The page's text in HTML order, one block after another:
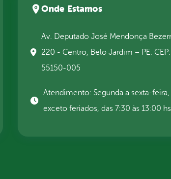
Onde Estamos
Av. Deputado José Mendonça
220 - Centro, Belo Jardim – PE. CEP:
55150-005
Atendimento: Segunda a sexta-feira,
exceto feriados, das 7:30 às 13:00 hs